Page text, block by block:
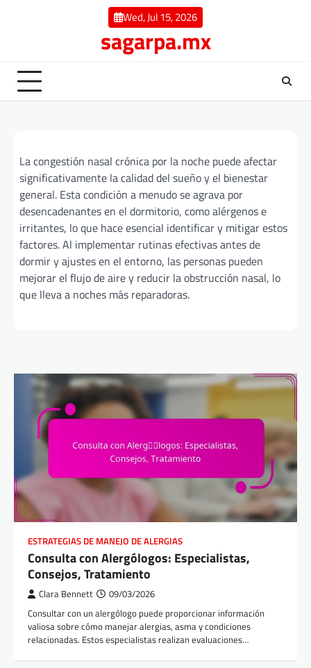
Wed, Jul 15, 2026
sagarpa.mx
La congestión nasal crónica por la noche puede afectar
significativamente la calidad del sueño y el bienestar
general. Esta condición a menudo se agrava por
desencadenantes en el dormitorio, como alérgenos e
irritantes, lo que hace esencial identificar y mitigar estos
factores. Al implementar rutinas efectivas antes de
dormir y ajustes en el entorno, las personas pueden
mejorar el flujo de aire y reducir la obstrucción nasal, lo
que lleva a noches más reparadoras.
ESTRATEGIAS DE MANEJO DE ALERGIAS
Consulta con Alergólogos: Especialistas,
Consejos, Tratamiento
Clara Bennett 09/03/2026
Consultar con un alergólogo puede proporcionar información
valiosa sobre cómo manejar alergias, asma y condiciones
relacionadas. Estos especialistas realizan evaluaciones…